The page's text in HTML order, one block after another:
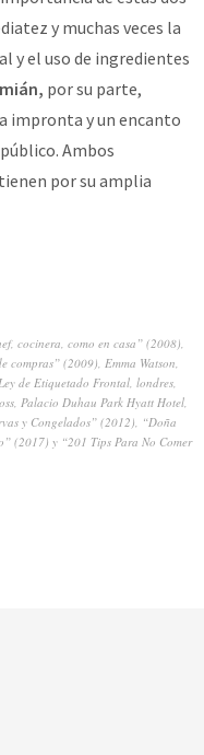
y muchas veces la
y el uso de ingredientes
por su parte,
impronta y un encanto
Ambos
por su amplia
, cocinera, como en casa” (2008),
compras” (2009), Emma Watson,
de Etiquetado Frontal, londres,
, Palacio Duhau Park Hyatt Hotel,
y Congelados” (2012), “Doña
(2017) y “201 Tips Para No Comer